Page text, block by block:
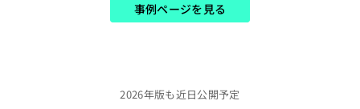
事例ページを見る​
2026年版も近日公開予定